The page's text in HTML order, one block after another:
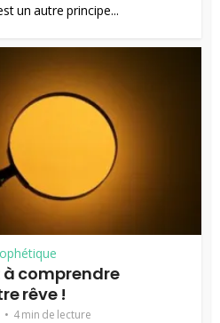
un autre principe...
à comprendre
rêve !
4 min de lecture